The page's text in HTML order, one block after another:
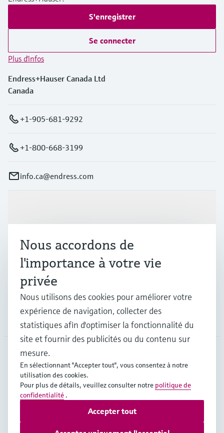
S'enregistrer
Se connecter
Plus d'infos
Endress+Hauser Canada Ltd
Canada
+1-905-681-9292
+1-800-668-3199
info.ca@endress.com
Industries
Support
Société
CAN•Français
Copyright © Endress+Hauser Group Services AG
Conditions d'utilisation
Politique de protection des données
Nous accordons de
l'importance à votre vie
privée
Nous utilisons des cookies pour améliorer votre
expérience de navigation, collecter des
statistiques afin d'optimiser la fonctionnalité du
site et fournir des publicités ou du contenu sur
mesure.
En sélectionnant "Accepter tout", vous consentez à notre
utilisation des cookies.
Pour plus de détails, veuillez consulter notre politique de
confidentialité .
Accepter tout